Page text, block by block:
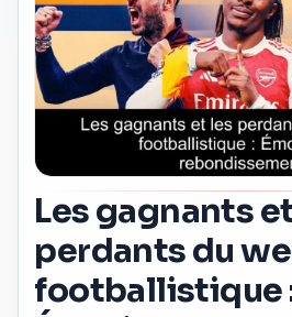
Les gagnants
perdants du
footballistique